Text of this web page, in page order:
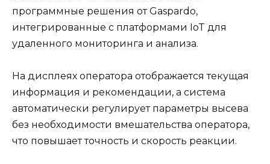
программные решения от Gaspardo,
интегрированные с платформами IoT для
удаленного мониторинга и анализа.
На дисплеях оператора отображается текущая
информация и рекомендации, а система
автоматически регулирует параметры высева
без необходимости вмешательства оператора,
что повышает точность и скорость реакции.